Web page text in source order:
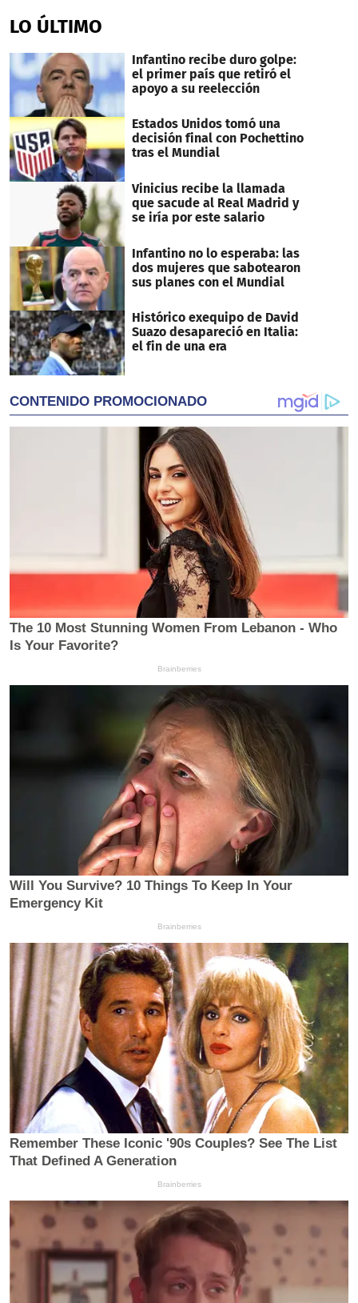
of
36
LO ÚLTIMO
Infantino recibe duro golpe:
el primer país que retiró el
apoyo a su reelección
Estados Unidos tomó una
decisión final con Pochettino
tras el Mundial
Vinicius recibe la llamada
que sacude al Real Madrid y
se iría por este salario
Infantino no lo esperaba: las
dos mujeres que sabotearon
sus planes con el Mundial
Histórico exequipo de David
Suazo desapareció en Italia:
el fin de una era